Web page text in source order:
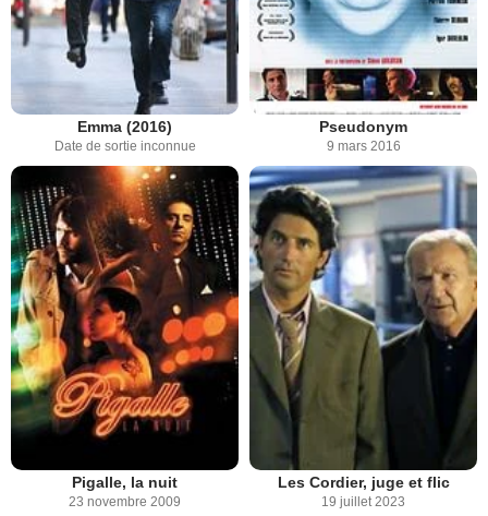
Emma (2016)
Date de sortie inconnue
Pseudonym
9 mars 2016
Pigalle, la nuit
23 novembre 2009
Les Cordier, juge et flic
19 juillet 2023